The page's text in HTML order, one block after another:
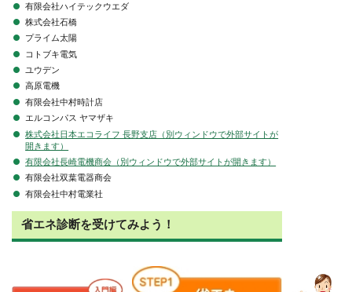
有限会社ハイテックウエダ
株式会社石橋
プライム太陽
コトブキ電気
ユウデン
高原電機
有限会社中村時計店
エルコンパス ヤマザキ
株式会社日本エコライフ 長野支店（別ウィンドウで外部サイトが
開きます）
有限会社長崎電機商会（別ウィンドウで外部サイトが開きます）
有限会社双葉電器商会
有限会社中村電業社
省エネ診断を受けてみよう！